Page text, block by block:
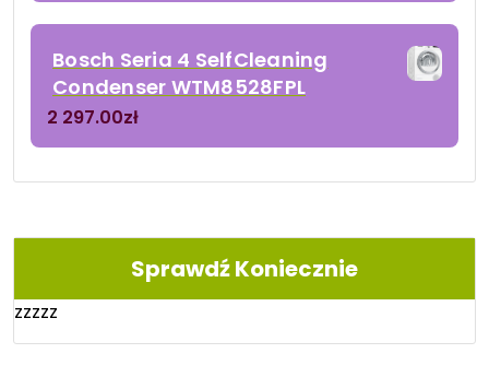
Bosch Seria 4 SelfCleaning
Condenser WTM8528FPL
2 297.00zł
Sprawdź Koniecznie
zzzzz